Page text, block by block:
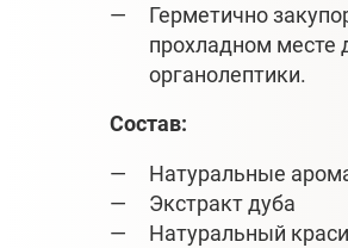
Герметично
прохладном месте
органолептики.
Состав:
Натуральные
Экстракт дуба
Натуральный